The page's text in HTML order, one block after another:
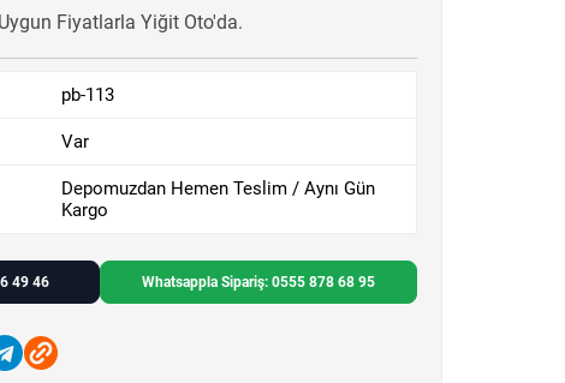
Fiyatlarla Yiğit Oto'da.
pb-113
Var
Depomuzdan Hemen Teslim / Aynı Gün
Kargo
49 46 Whatsappla Sipariş: 0555 878 68 95